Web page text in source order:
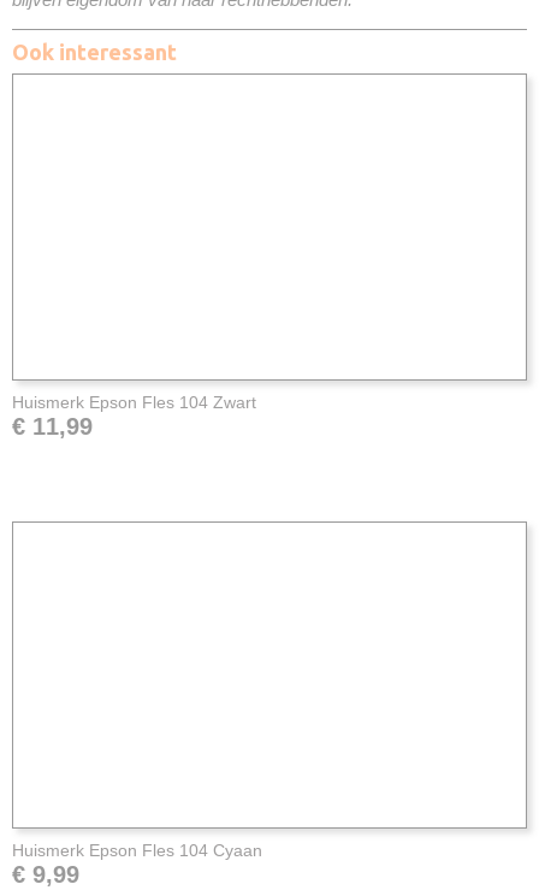
Ook interessant
Huismerk Epson Fles 104 Zwart
€ 11,99
Huismerk Epson Fles 104 Cyaan
€ 9,99